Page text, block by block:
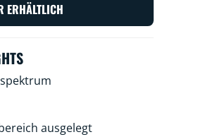
ERHÄLTLICH
ausgelegt